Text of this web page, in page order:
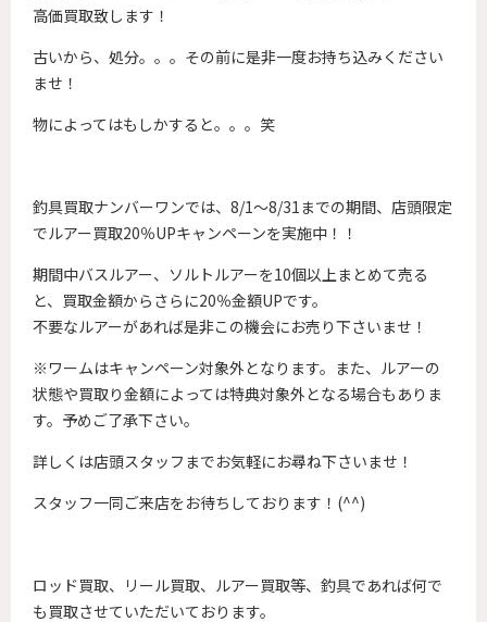
高価買取致します！
古いから、処分。。。その前に是非一度お持ち込みください
ませ！
物によってはもしかすると。。。笑
釣具買取ナンバーワンでは、8/1～8/31までの期間、店頭限定
でルアー買取20％UPキャンペーンを実施中！！
期間中バスルアー、ソルトルアーを10個以上まとめて売る
と、買取金額からさらに20％金額UPです。
不要なルアーがあれば是非この機会にお売り下さいませ！
※ワームはキャンペーン対象外となります。また、ルアーの
状態や買取り金額によっては特典対象外となる場合もありま
す。予めご了承下さい。
詳しくは店頭スタッフまでお気軽にお尋ね下さいませ！
スタッフ一同ご来店をお待ちしております！(^^)
ロッド買取、リール買取、ルアー買取等、釣具であれば何で
も買取させていただいております。